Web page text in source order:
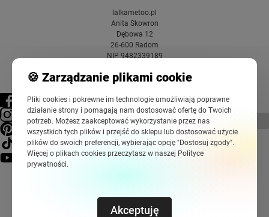
lalkametoo.pl
Anita Skowron
Dębowa 12
26-600 Radom
NIP 9482339189
pokaż pełną wersję strony
Sklep internetowy Shoper Premium Szablony Shoper Modern™
🍪 Zarządzanie plikami cookie
Pliki cookies i pokrewne im technologie umożliwiają poprawne
działanie strony i pomagają nam dostosować ofertę do Twoich
potrzeb. Możesz zaakceptować wykorzystanie przez nas
wszystkich tych plików i przejść do sklepu lub dostosować użycie
plików do swoich preferencji, wybierając opcję "Dostosuj zgody".
Więcej o plikach cookies przeczytasz w naszej Polityce
prywatności.
Akceptuję